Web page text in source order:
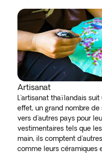
Artisanat
L'artisanat thaïlandais
effet, un grand nombre
vers d'autres pays pour
vestimentaires tels que
main, ils comptent
comme leurs céramiques